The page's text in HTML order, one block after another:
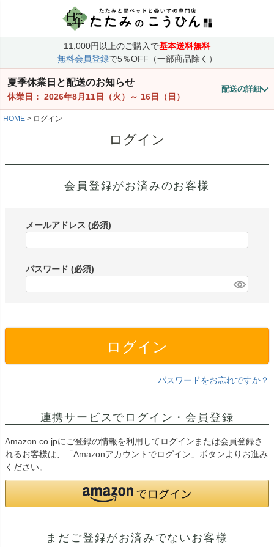
11,000円以上のご購入で基本送料無料
無料会員登録で5％OFF（一部商品除く）
夏季休業日と配送のお知らせ
休業日： 2026年8月11日（火） ～ 16日（日）
配送の詳細
HOME ログイン
ログイン
会員登録がお済みのお客様
メールアドレス (必須)
パスワード (必須)
ログイン
パスワードをお忘れですか？
連携サービスでログイン・会員登録
Amazon.co.jpにご登録の情報を利用してログインまたは会員登録さ
れるお客様は、「Amazonアカウントでログイン」ボタンよりお進み
ください。
まだご登録がお済みでないお客様